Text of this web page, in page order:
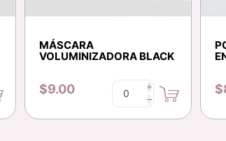
MÁSCARA
VOLUMINIZADORA BLACK
$9.00 i
h